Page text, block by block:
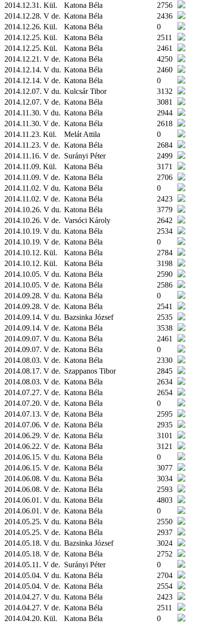
2014.12.31. Kül. Katona Béla
2756
2014.12.28. V de. Katona Béla
2436
2014.12.26. Kül. Katona Béla
0
2014.12.25. Kül. Katona Béla
2511
2014.12.25. Kül. Katona Béla
2461
2014.12.21. V de. Katona Béla
4250
2014.12.14. V du. Katona Béla
2460
2014.12.14. V de. Katona Béla
0
2014.12.07. V du. Kulcsár Tibor
3132
2014.12.07. V de. Katona Béla
3081
2014.11.30. V du. Katona Béla
2944
2014.11.30. V de. Katona Béla
2618
2014.11.23. Kül. Melát Attila
0
2014.11.23. V de. Katona Béla
2684
2014.11.16. V de. Surányi Péter
2499
2014.11.09. Kül. Katona Béla
3171
2014.11.09. V de. Katona Béla
2706
2014.11.02. V du. Katona Béla
0
2014.11.02. V de. Katona Béla
2423
2014.10.26. V du. Katona Béla
3779
2014.10.26. V de. Varsóci Károly
2642
2014.10.19. V du. Katona Béla
2534
2014.10.19. V de. Katona Béla
0
2014.10.12. Kül. Katona Béla
2784
2014.10.12. Kül. Katona Béla
3198
2014.10.05. V du. Katona Béla
2590
2014.10.05. V de. Katona Béla
2586
2014.09.28. V du. Katona Béla
0
2014.09.28. V de. Katona Béla
2541
2014.09.14. V du. Bazsinka József
2535
2014.09.14. V de. Katona Béla
3538
2014.09.07. V du. Katona Béla
2461
2014.09.07. V de. Katona Béla
0
2014.08.03. V de. Katona Béla
2330
2014.08.17. V de. Szappanos Tibor
2845
2014.08.03. V de. Katona Béla
2634
2014.07.27. V de. Katona Béla
2654
2014.07.20. V de. Katona Béla
0
2014.07.13. V de. Katona Béla
2595
2014.07.06. V de. Katona Béla
2935
2014.06.29. V de. Katona Béla
3101
2014.06.22. V de. Katona Béla
3121
2014.06.15. V du. Katona Béla
0
2014.06.15. V de. Katona Béla
3077
2014.06.08. V du. Katona Béla
3034
2014.06.08. V de. Katona Béla
2593
2014.06.01. V du. Katona Béla
4803
2014.06.01. V de. Katona Béla
0
2014.05.25. V du. Katona Béla
2550
2014.05.25. V de. Katona Béla
2937
2014.05.18. V du. Bazsinka József
3024
2014.05.18. V de. Katona Béla
2752
2014.05.11. V de. Surányi Péter
0
2014.05.04. V du. Katona Béla
2704
2014.05.04. V de. Katona Béla
2554
2014.04.27. V du. Katona Béla
2423
2014.04.27. V de. Katona Béla
2511
2014.04.20. Kül. Katona Béla
0